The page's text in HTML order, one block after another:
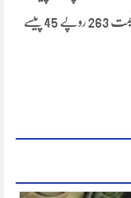
مقرر کی گئی ہے۔نوٹیفکیشن کے مطابق پیٹرول کی قیمت 263 روپے 45 پیسے